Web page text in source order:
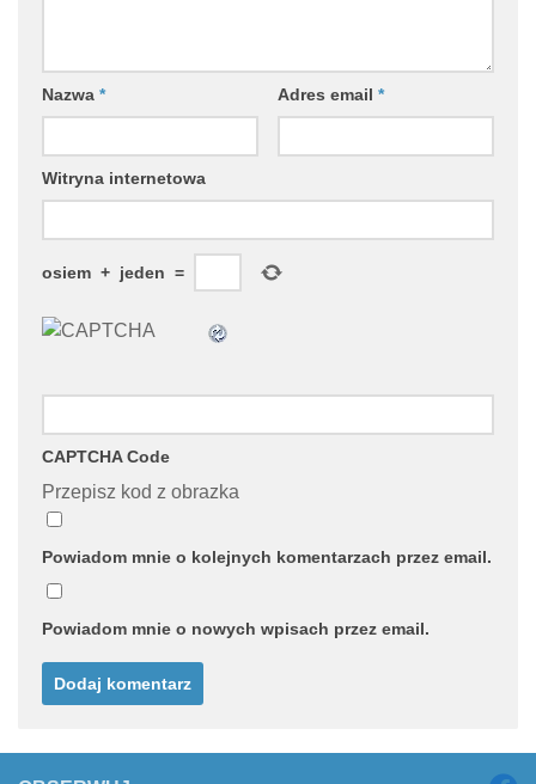
Nazwa * Adres email *
Witryna internetowa
osiem + jeden =
CAPTCHA Code
Przepisz kod z obrazka
Powiadom mnie o kolejnych komentarzach przez email.
Powiadom mnie o nowych wpisach przez email.